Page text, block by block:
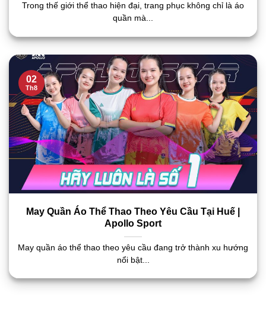
Trong thế giới thể thao hiện đại, trang phục không chỉ là áo
quần mà...
May Quần Áo Thể Thao Theo Yêu Cầu Tại Huế |
Apollo Sport
May quần áo thể thao theo yêu cầu đang trở thành xu hướng
nổi bật...
02
Th8